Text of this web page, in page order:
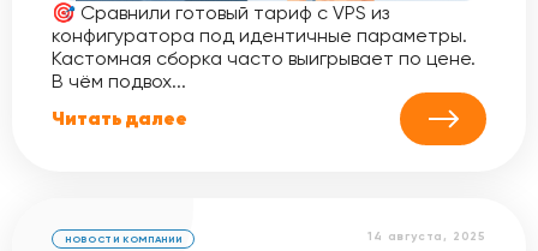
🎯 Сравнили готовый тариф с VPS из
конфигуратора под идентичные параметры.
Кастомная сборка часто выигрывает по цене.
В чём подвох...
Читать далее
14 августа, 2025
НОВОСТИ КОМПАНИИ